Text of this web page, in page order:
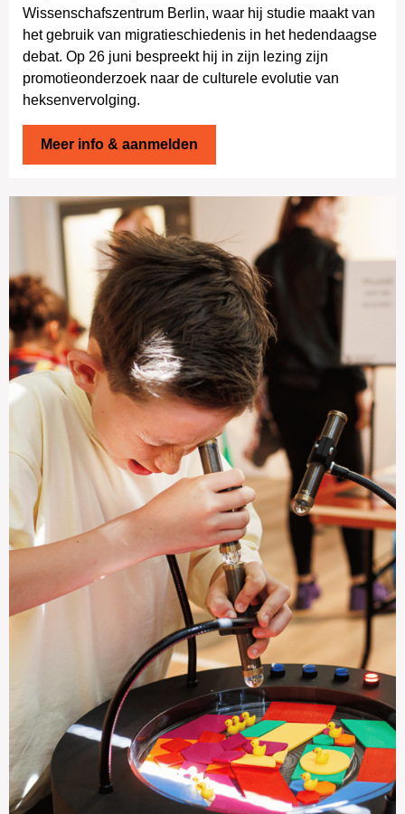
Wissenschafszentrum Berlin, waar hij studie maakt van
het gebruik van migratieschiedenis in het hedendaagse
debat. Op 26 juni bespreekt hij in zijn lezing zijn
promotieonderzoek naar de culturele evolutie van
heksenvervolging.
Meer info & aanmelden